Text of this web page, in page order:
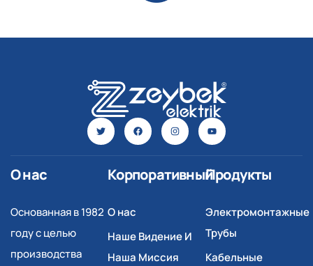
О нас
Основанная в 1982
году с целью
производства
Корпоративный
О нас
Наше Видение И
Наша Миссия
Продукты
Электромонтажные
Трубы
Кабельные